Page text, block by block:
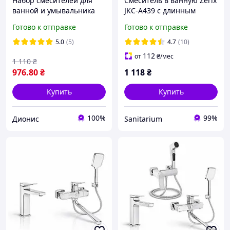
ванной и умывальника
Oscar 001 белый +
душевой набор
Готово к отправке
5.0 (5)
976.80₴
1 110 ₴
Купить
Дионис 100%
JKC-A439 с длинным
Готово к отправке
4.7 (10)
от 112₴/мес
1 118₴
Купить
Sanitarium 99%